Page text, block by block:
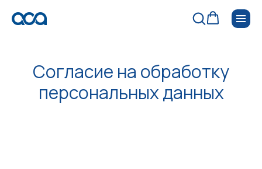
Согласие на обработку
персональных данных